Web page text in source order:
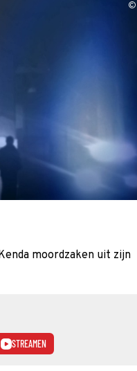
©
moordzaken uit zijn
STREAMEN